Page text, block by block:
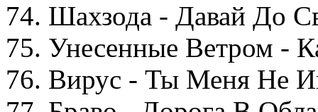
74. Шахзода - Давай До
75. Унесенные Ветром -
76. Вирус - Ты Меня Не